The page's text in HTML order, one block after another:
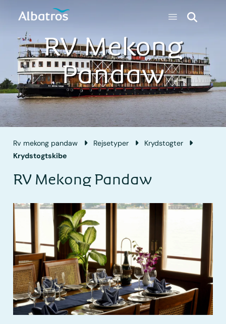
RV Mekong
Pandaw
Rv mekong pandaw Rejsetyper
Krydstogter
Krydstogtskibe
RV Mekong Pandaw